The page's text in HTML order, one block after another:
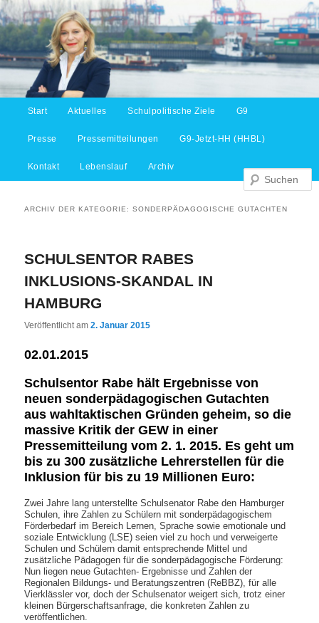
Zum Inhalt wechseln
Zum sekundären Inhalt wechseln
Start Aktuelles Schulpolitische Ziele G9
Presse Pressemitteilungen G9-Jetzt-HH (HHBL)
Kontakt Lebenslauf Archiv
ARCHIV DER KATEGORIE:SONDERPÄDAGOGISCHE GUTACHTEN
SCHULSENTOR RABES
INKLUSIONS-SKANDAL IN
HAMBURG
Veröffentlicht am2. Januar 2015
02.01.2015
Schulsentor Rabe hält Ergebnisse von
neuen sonderpädagogischen Gutachten
aus wahltaktischen Gründen geheim, so die
massive Kritik der GEW in einer
Pressemitteilung vom 2. 1. 2015. Es geht um
bis zu 300 zusätzliche Lehrerstellen für die
Inklusion für bis zu 19 Millionen Euro:
Zwei Jahre lang unterstellte Schulsenator Rabe den Hamburger
Schulen, ihre Zahlen zu Schülern mit sonderpädagogischem
Förderbedarf im Bereich Lernen, Sprache sowie emotionale und
soziale Entwicklung (LSE) seien viel zu hoch und verweigerte
Schulen und Schülern damit entsprechende Mittel und
zusätzliche Pädagogen für die sonderpädagogische Förderung:
Nun liegen neue Gutachten- Ergebnisse und Zahlen der
Regionalen Bildungs- und Beratungszentren (ReBBZ), für alle
Vierklässler vor, doch der Schulsenator weigert sich, trotz einer
kleinen Bürgerschaftsanfrage, die konkreten Zahlen zu
veröffentlichen.